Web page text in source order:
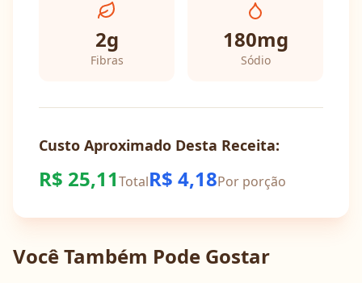
2g
Fibras
180mg
Sódio
Custo Aproximado Desta Receita:
R$ 25,11TotalR$ 4,18Por porção
Você Também Pode Gostar